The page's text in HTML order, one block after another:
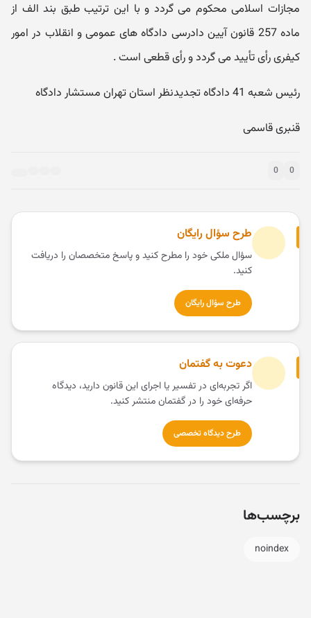
مجازات اسلامی محکوم می گردد و با این ترتیب طبق بند الف از
ماده 257 قانون آیین دادرسی دادگاه های عمومی و انقلاب در امور
کیفری رأی تأیید می گردد و رأی قطعی است .
رئیس شعبه 41 دادگاه تجدیدنظر استان تهران مستشار دادگاه
قنبری قاسمی
0
0
طرح سؤال رایگان
سؤال ملکی خود را مطرح کنید و پاسخ متخصصان را دریافت
کنید.
طرح سؤال رایگان
دعوت به گفتمان
اگر تجربه‌ای در تفسیر یا اجرای این قانون دارید، دیدگاه
حرفه‌ای خود را در گفتمان منتشر کنید.
طرح دیدگاه تخصصی
برچسب‌ها
noindex